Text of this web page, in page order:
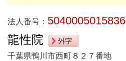
法人番号： 5040005015836
龍性院
千葉県鴨川市西町８２７番地